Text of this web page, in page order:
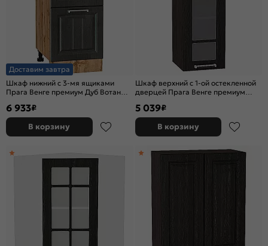
Доставим завтра
Шкаф нижний с 3-мя ящиками
Прага Венге премиум Дуб Вотан
6 933₽
В корзину
Шкаф верхний с 1-ой остекленной
дверцей Прага Венге премиум
5 039₽
В корзину